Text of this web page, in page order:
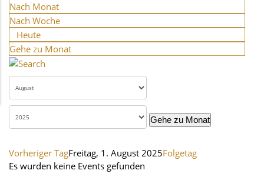
Nach Monat
Nach Woche
Heute
Gehe zu Monat
Gehe zu Monat
Vorheriger TagFreitag, 1. August 2025Folgetag
Es wurden keine Events gefunden